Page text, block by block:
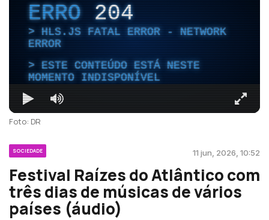
ERRO204
HLS.JS FATAL ERROR - NETWORK
ERROR
ESTE CONTEÚDO ESTÁ NESTE
MOMENTO INDISPONÍVEL
Foto: DR
SOCIEDADE 11 jun, 2026, 10:52
Festival Raízes do Atlântico com
três dias de músicas de vários
países (áudio)